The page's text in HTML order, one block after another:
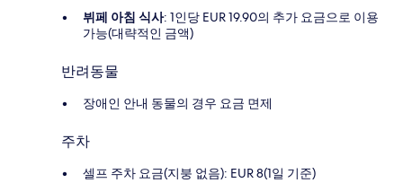
뷔페 아침 식사: 1인당 EUR 19.90의 추가 요금으로 이용
가능(대략적인 금액)
반려동물
장애인 안내 동물의 경우 요금 면제
주차
셀프 주차 요금(지붕 없음): EUR 8(1일 기준)